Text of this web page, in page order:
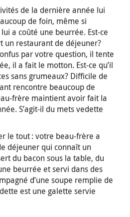
de la dernière année lui
de foin, même si
a coûté une beurrée. Est-ce
un restaurant de déjeuner?
par votre question, il tente
il a fait le motton. Est-ce qu’il
sans grumeaux? Difficile de
rencontre beaucoup de
frère maintient avoir fait la
S’agit-il du mets vedette
le tout : votre beau-frère a
déjeuner qui connaît un
du bacon sous la table, du
beurrée et servi dans des
d’une soupe remplie de
est une galette servie